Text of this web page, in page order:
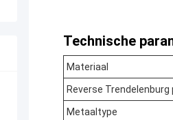
Technische
Materiaal
Reverse Trendelenburg
Metaaltype